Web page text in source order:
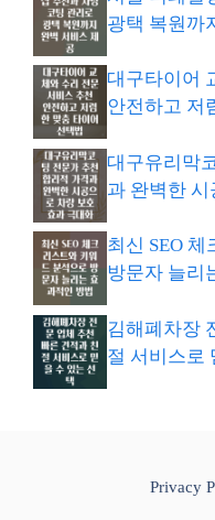
광택 복원까
대구타이어
안전하고 저
대구유리막
과 완벽한
최신 SEO
방문자 늘리
김해폐차장
절 서비스로
Privacy